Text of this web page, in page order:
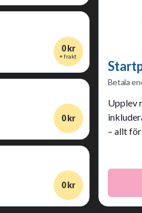
0 kr
+ frakt
0 kr
0 kr
Betala
Upplev
– allt